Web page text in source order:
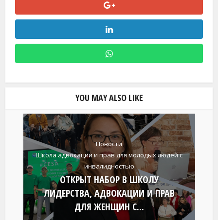
YOU MAY ALSO LIKE
Новости
Школа адвокации и прав для молодых людей с
инвалидностью
ОТКРЫТ НАБОР В ШКОЛУ
ЛИДЕРСТВА, АДВОКАЦИИ И ПРАВ
ДЛЯ ЖЕНЩИН С...